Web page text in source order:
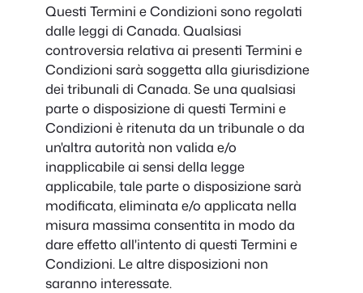
Questi Termini e Condizioni sono regolati
dalle leggi di Canada. Qualsiasi
controversia relativa ai presenti Termini e
Condizioni sarà soggetta alla giurisdizione
dei tribunali di Canada. Se una qualsiasi
parte o disposizione di questi Termini e
Condizioni è ritenuta da un tribunale o da
un'altra autorità non valida e/o
inapplicabile ai sensi della legge
applicabile, tale parte o disposizione sarà
modificata, eliminata e/o applicata nella
misura massima consentita in modo da
dare effetto all'intento di questi Termini e
Condizioni. Le altre disposizioni non
saranno interessate.